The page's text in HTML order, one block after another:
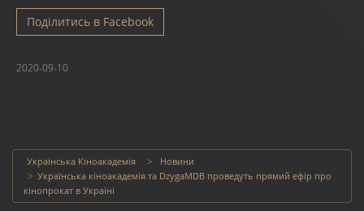
Поділитись в Facebook
2020-09-10
Українська Кіноакадемія
Новини
Українська кіноакадемія та DzygaMDB проведуть прямий ефір про
кінопрокат в Україні